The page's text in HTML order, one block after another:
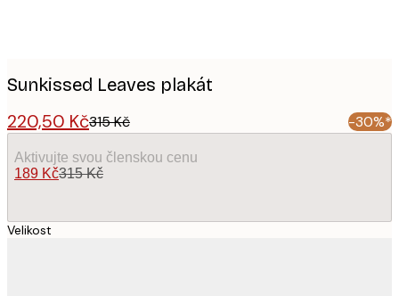
Sunkissed Leaves plakát
220,50 Kč315 Kč -30%*
Aktivujte svou členskou cenu
189 Kč315 Kč
Velikost